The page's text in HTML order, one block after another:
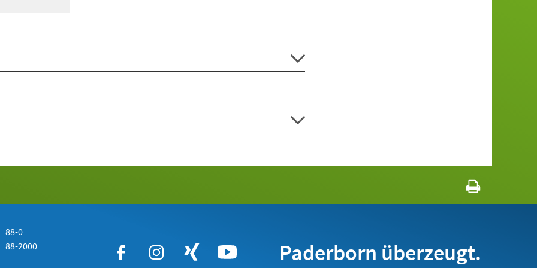
88-0
88-2000 Paderborn überzeugt.